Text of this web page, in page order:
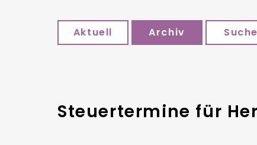
Aktuell Archiv Suche
Steuertermine für